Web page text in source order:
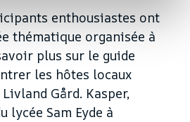
enthousiastes ont
thématique organisée à
plus sur le guide
les hôtes locaux
Gård. Kasper,
lycée Sam Eyde à